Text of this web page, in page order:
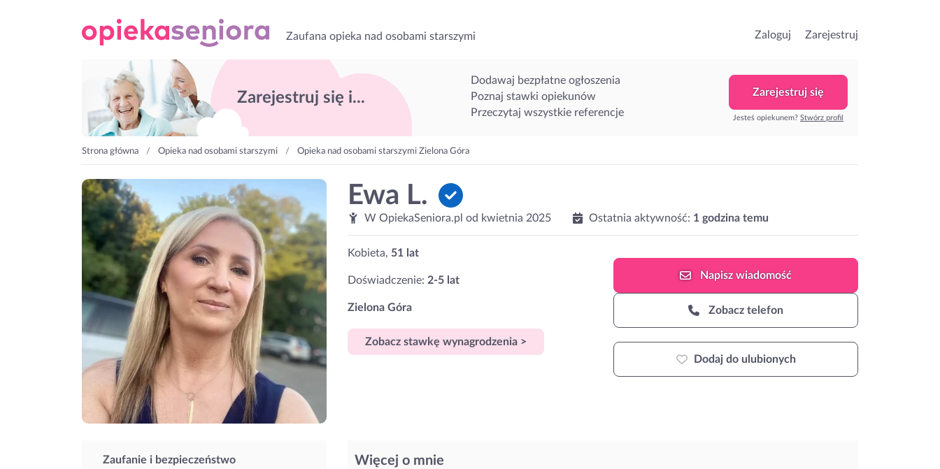
Zaufana opieka nad osobami starszymi Zaloguj Zarejestruj
Zarejestruj się i...
Dodawaj bezpłatne ogłoszenia
Poznaj stawki opiekunów
Przeczytaj wszystkie referencje
Zarejestruj się
Jesteś opiekunem? Stwórz profil
Strona główna Opieka nad osobami starszymi Opieka nad osobami starszymi Zielona Góra
Ewa L.
W OpiekaSeniora.pl od kwietnia 2025 Ostatnia aktywność: 1 godzina temu
Kobieta, 51 lat
Doświadczenie: 2-5 lat
Zielona Góra
Zobacz stawkę wynagrodzenia >
Napiszwiadomość
Zobacz telefon
Dodaj do ulubionych
Zaufanie i bezpieczeństwo Więcej o mnie